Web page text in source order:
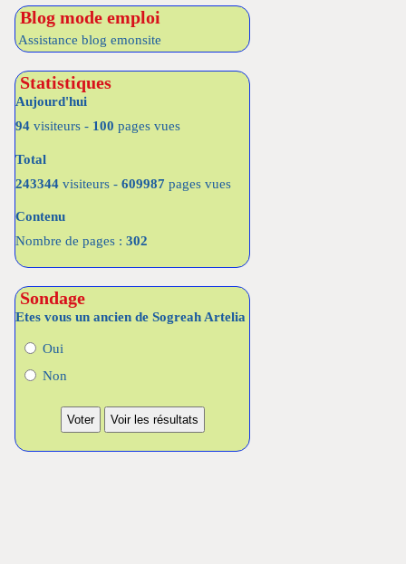
Blog mode emploi
Assistance blog emonsite
Statistiques
Aujourd'hui
94 visiteurs - 100 pages vues
Total
243344 visiteurs - 609987 pages vues
Contenu
Nombre de pages : 302
Sondage
Etes vous un ancien de Sogreah Artelia
Oui
Non